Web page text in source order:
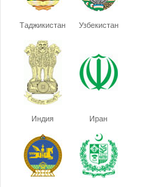
Таджикистан Узбекистан
Индия Иран